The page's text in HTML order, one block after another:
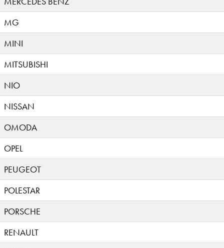
MG
MINI
MITSUBISHI
NIO
NISSAN
OMODA
OPEL
PEUGEOT
POLESTAR
PORSCHE
RENAULT